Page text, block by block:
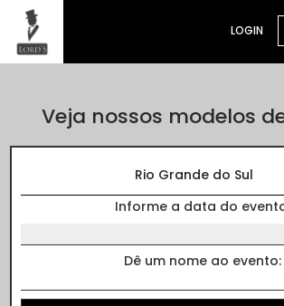
LOGIN
Rio Grande do Sul
Informe a data do
Dê um nome ao evento:
Veja nossos modelos
Cores